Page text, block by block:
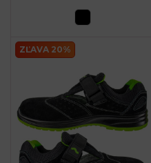
ZĽAVA 20%